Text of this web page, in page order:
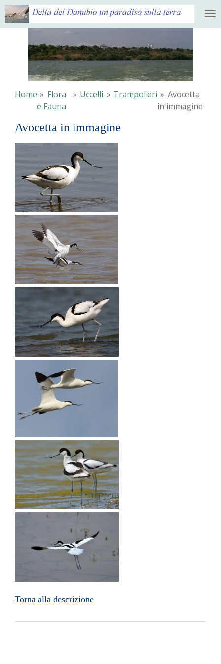
direct
hoofdinhoud
Home » Flora
e Fauna
» Uccelli » Trampolieri » Avocetta
in immagine
Avocetta in immagine
Torna alla descrizione